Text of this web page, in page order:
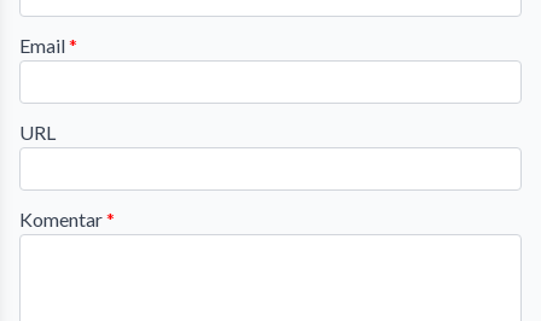
Email*
URL
Komentar*